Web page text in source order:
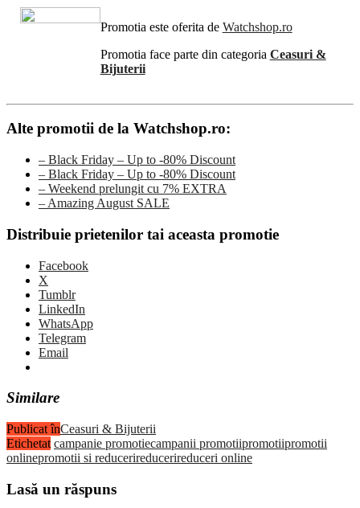
Promotia este oferita de Watchshop.ro
Promotia face parte din categoria Ceasuri &
Bijuterii
Alte promotii de la Watchshop.ro:
– Black Friday – Up to -80% Discount
– Black Friday – Up to -80% Discount
– Weekend prelungit cu 7% EXTRA
– Amazing August SALE
Distribuie prietenilor tai aceasta promotie
Facebook
X
Tumblr
LinkedIn
WhatsApp
Telegram
Email
Similare
Publicat înCeasuri & Bijuterii
Etichetat campanie promotiecampanii promotiipromotiipromotii
onlinepromotii si reducerireducerireduceri online
Lasă un răspuns